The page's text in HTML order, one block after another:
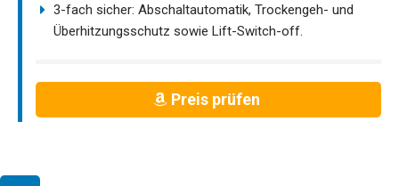
3-fach sicher: Abschaltautomatik, Trockengeh- und
Überhitzungsschutz sowie Lift-Switch-off.
Preis prüfen